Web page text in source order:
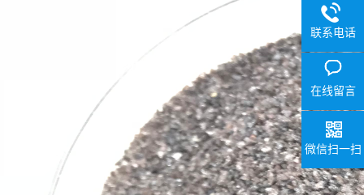
联系电话
在线留言
微信扫一扫